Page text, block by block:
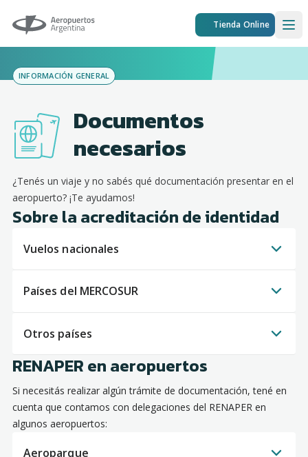
Aeropuertos Argentina Tienda Online
INFORMACIÓN GENERAL
Documentos
necesarios
¿Tenés un viaje y no sabés qué documentación presentar en el
aeropuerto? ¡Te ayudamos!
Sobre la acreditación de identidad
Vuelos nacionales
Países del MERCOSUR
Otros países
RENAPER en aeropuertos
Si necesitás realizar algún trámite de documentación, tené en
cuenta que contamos con delegaciones del RENAPER en
algunos aeropuertos:
Aeroparque